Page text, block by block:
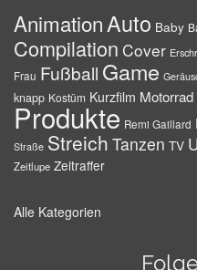
AnimationAuto Baby
Compilation Cover
Frau Fußball Game
knapp Kostüm Kurzfilm Motorrad
Produkte Remi Gaillard
Straße Streich Tanzen TV
Zeitlupe Zeitraffer
Alle Kategorien